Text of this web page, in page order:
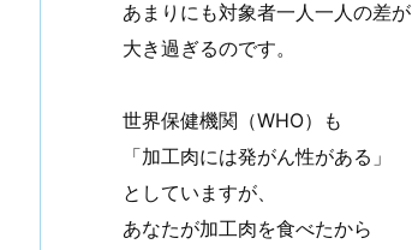
あまりにも対象者一人一人の差が
大き過ぎるのです。
世界保健機関（WHO）も
「加工肉には発がん性がある」
としていますが、
あなたが加工肉を食べたから